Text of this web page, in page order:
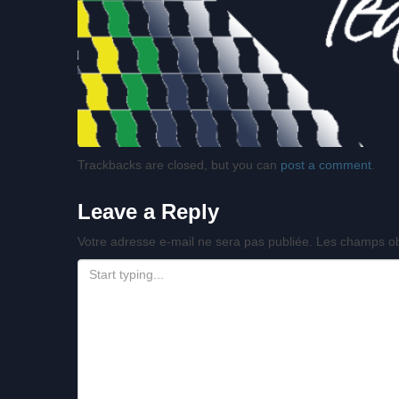
Trackbacks are closed, but you can post a comment
Leave a Reply
Votre adresse e-mail ne sera pas publiée. Les champs